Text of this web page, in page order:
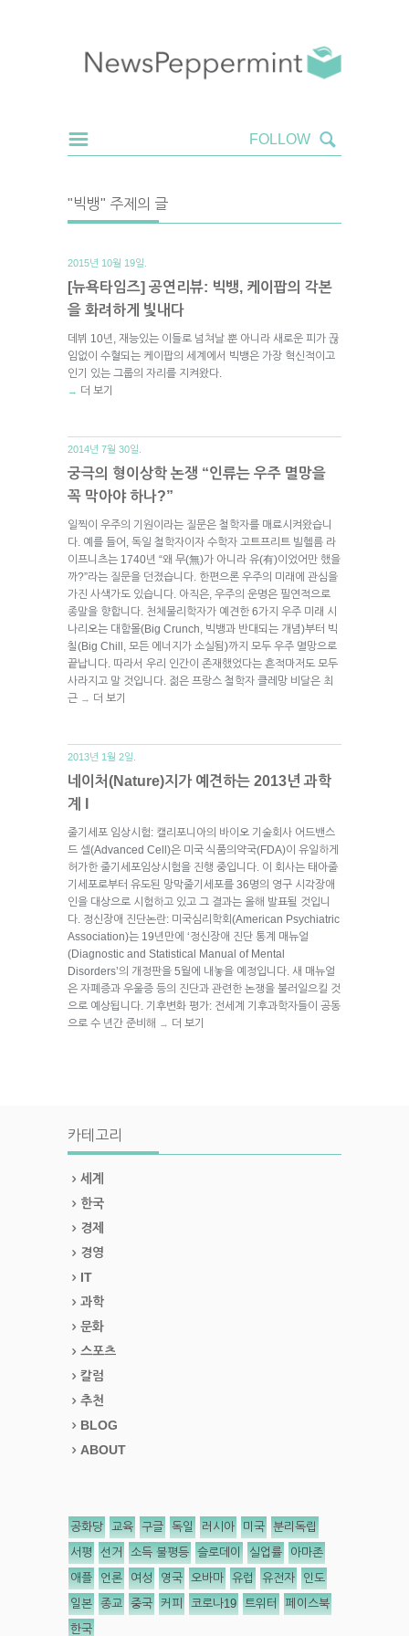
"빅뱅" 주제의 글
2015년 10월 19일.
[뉴욕타임즈] 공연리뷰: 빅뱅, 케이팝의 각본
을 화려하게 빛내다
데뷔 10년, 재능있는 이들로 넘쳐날 뿐 아니라 새로운 피가 끊
임없이 수혈되는 케이팝의 세계에서 빅뱅은 가장 혁신적이고
인기 있는 그룹의 자리를 지켜왔다.
→ 더 보기
2014년 7월 30일.
궁극의 형이상학 논쟁 “인류는 우주 멸망을
꼭 막아야 하나?”
일찍이 우주의 기원이라는 질문은 철학자를 매료시켜왔습니
다. 예를 들어, 독일 철학자이자 수학자 고트프리트 빌헬름 라
이프니츠는 1740년 “왜 무(無)가 아니라 유(有)이었어만 했을
까?”라는 질문을 던졌습니다. 한편으론 우주의 미래에 관심을
가진 사색가도 있습니다. 아직은, 우주의 운명은 필연적으로
종말을 향합니다. 천체물리학자가 예견한 6가지 우주 미래 시
나리오는 대함몰(Big Crunch, 빅뱅과 반대되는 개념)부터 빅
칠(Big Chill, 모든 에너지가 소실됨)까지 모두 우주 멸망으로
끝납니다. 따라서 우리 인간이 존재했었다는 흔적마저도 모두
사라지고 말 것입니다. 젊은 프랑스 철학자 클레망 비달은 최
근 → 더 보기
2013년 1월 2일.
네이처(Nature)지가 예견하는 2013년 과학
계 I
줄기세포 임상시험: 캘리포니아의 바이오 기술회사 어드밴스
드 셀(Advanced Cell)은 미국 식품의약국(FDA)이 유일하게
허가한 줄기세포임상시험을 진행 중입니다. 이 회사는 태아줄
기세포로부터 유도된 망막줄기세포를 36명의 영구 시각장애
인을 대상으로 시험하고 있고 그 결과는 올해 발표될 것입니
다. 정신장애 진단논란: 미국심리학회(American Psychiatric
Association)는 19년만에 ‘정신장애 진단 통계 매뉴얼
(Diagnostic and Statistical Manual of Mental
Disorders’의 개정판을 5월에 내놓을 예정입니다. 새 매뉴얼
은 자폐증과 우울증 등의 진단과 관련한 논쟁을 불러일으킬 것
으로 예상됩니다. 기후변화 평가: 전세계 기후과학자들이 공동
으로 수 년간 준비해 → 더 보기
카테고리
세계
한국
경제
경영
IT
과학
문화
스포츠
칼럼
추천
BLOG
ABOUT
공화당 교육 구글 독일 러시아 미국 분리독립
서평 선거 소득 불평등 슬로데이 실업률 아마존
애플 언론 여성 영국 오바마 유럽 유전자 인도
일본 종교 중국 커피 코로나19 트위터 페이스북
한국